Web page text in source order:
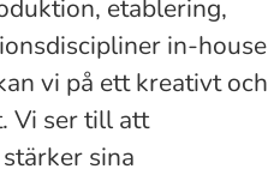
etablering,
in-house
vi på ett kreativt och
Vi ser till att
sina